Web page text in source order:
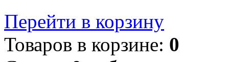
Перейти в корзину
Товаров в корзине: 0